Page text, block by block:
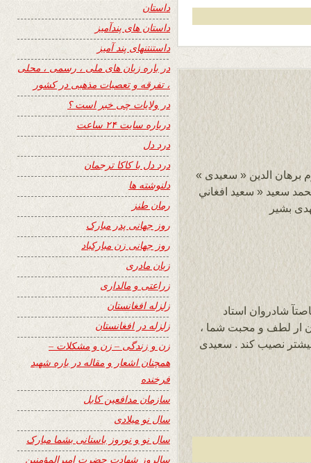
برهان الدین « سعیدی »
سعید « سعید افغاني
بشیر
شادروان استاد
ار لطف و محبت شما ،
نصیب کند . سعیدی
داستان
داستان های پندآمیز
داستنتنهای پند آمیز
در باره زبان های ملی ، رسمی ، محلی
، تفرقه و تعصبات مذهبی در کشور
در ولایات چی خبر است ؟
درباره سایت ۲۴ ساعت
درد دل
درد دل با کاکا ترجمان
دلنوشته ها
رمان طنز
روز جهانی پدر مبارک
روز جهانی زن مبارکباد
زبان مادری
زراعتی و مالداری
زلزله افغانستان
زلزله در افغانستان
زن و زندگی – زن و مشکلات –
همچنان اشعار و مقاله در باره شهید
فرخنده
سازمان مدافعین کابل
سال نو میلادی
سال نو و نوروز باستانی بشما مبارک
سالروز شهادت حضرت امیرالمؤمنین